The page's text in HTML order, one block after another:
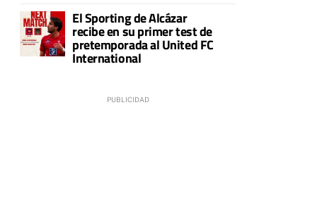
El Sporting de Alcázar
recibe en su primer test de
pretemporada al United FC
International